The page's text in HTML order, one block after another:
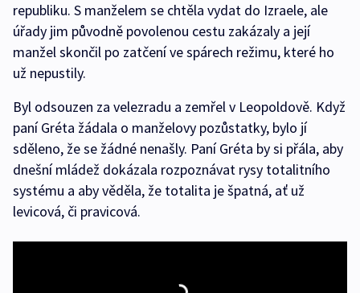
republiku. S manželem se chtěla vydat do Izraele, ale
úřady jim původně povolenou cestu zakázaly a její
manžel skončil po zatčení ve spárech režimu, které ho
už nepustily.
Byl odsouzen za velezradu a zemřel v Leopoldově. Když
paní Gréta žádala o manželovy pozůstatky, bylo jí
sděleno, že se žádné nenašly. Paní Gréta by si přála, aby
dnešní mládež dokázala rozpoznávat rysy totalitního
systému a aby věděla, že totalita je špatná, ať už
levicová, či pravicová.